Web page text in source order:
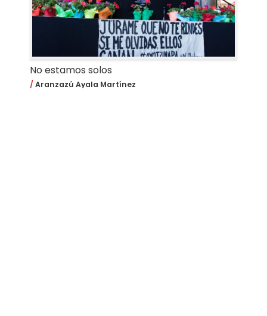
No estamos solos
Aranzazú Ayala Martínez